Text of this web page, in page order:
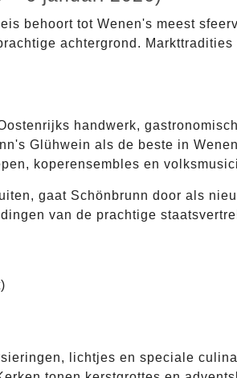
behoort tot Wenen's meest
achtergrond.
handwerk,
Glühwein als de beste in
koperensembles en
gaat Schönbrunn door als
van de prachtige
lichtjes en speciale